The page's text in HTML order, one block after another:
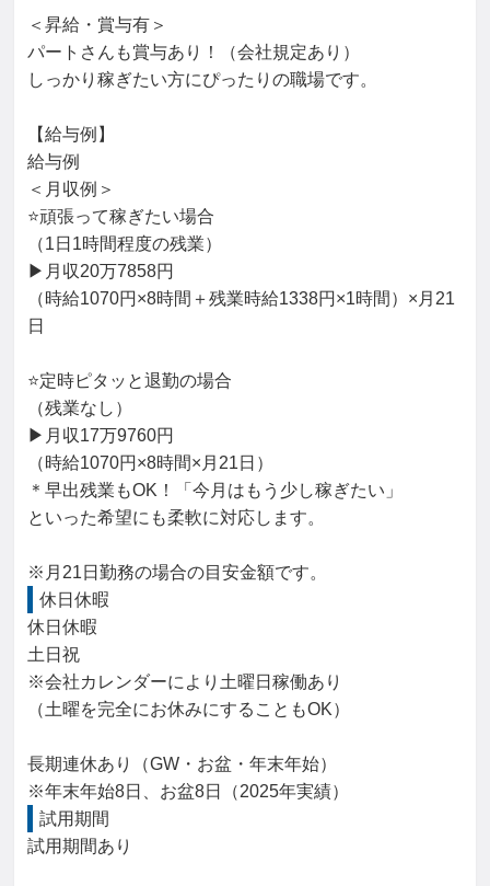
＜昇給・賞与有＞
パートさんも賞与あり！（会社規定あり）
しっかり稼ぎたい方にぴったりの職場です。
【給与例】
給与例
＜月収例＞
⭐頑張って稼ぎたい場合
（1日1時間程度の残業）
▶月収20万7858円
（時給1070円×8時間＋残業時給1338円×1時間）×月21
日
⭐定時ピタッと退勤の場合
（残業なし）
▶月収17万9760円
（時給1070円×8時間×月21日）
＊早出残業もOK！「今月はもう少し稼ぎたい」
といった希望にも柔軟に対応します。
※月21日勤務の場合の目安金額です。
休日休暇
休日休暇
土日祝
※会社カレンダーにより土曜日稼働あり
（土曜を完全にお休みにすることもOK）
長期連休あり（GW・お盆・年末年始）
※年末年始8日、お盆8日（2025年実績）
試用期間
試用期間あり